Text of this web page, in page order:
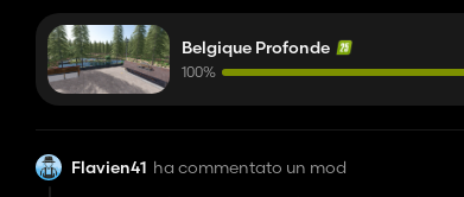
Belgique Profonde
100%
Flavien41 ha commentato un mod